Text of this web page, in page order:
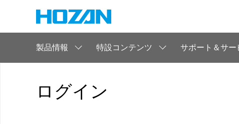
製品情報 特設コンテンツ サポート＆サー
ログイン